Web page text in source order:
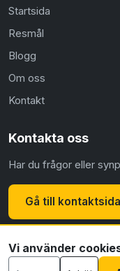
Startsida
Resmål
Blogg
Om oss
Kontakt
Kontakta oss
Har du frågor eller
Gå till
Vi använder